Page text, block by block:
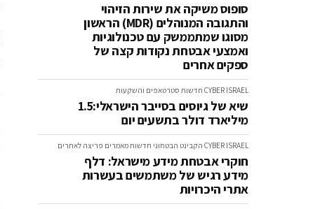
סופוס משיקה את שירות הזיהוי
והתגובה המנוהלים (MDR) הראשון
מסוגו שמתממשק עם טכנולוגיות
ואמצעי אבטחת נקודות קצה של
ספקים אחרים
CYBER ISRAEL חדשות סטרטאפים והשקעות
שיא של גיוסים בסייבר הישראלי:1.5
מיליארד דולר בתשעים יום
CYBER ISRAEL הקבינט הבטחוני חדשותמאמרים פריצה לאתרים
חוקרי אבטחת מידע מישראל: דלף
מידע רגיש של משתמשים בעשרות
אתרי היכרויות